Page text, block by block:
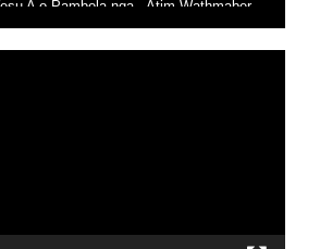
A o Pambola nga - Atim Wathmaber
na yemba - Candy Mulamba